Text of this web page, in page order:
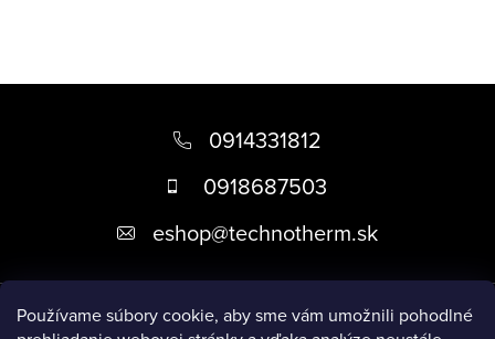
Používame súbory cookie, aby sme vám umožnili pohodlné
u
i
0914331812
0918687503
eshop@technotherm.sk
Informácie